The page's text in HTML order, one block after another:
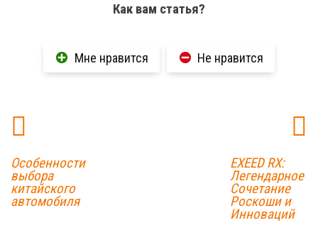
Как вам статья?
Мне нравится Не нравится
Особенности
выбора
китайского
автомобиля
EXEED RX:
Легендарное
Сочетание
Роскоши и
Инноваций